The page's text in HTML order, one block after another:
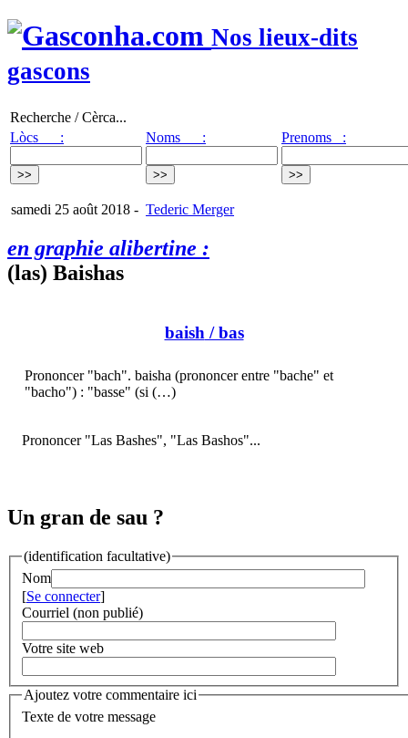
Nos lieux-dits
gascons
Recherche / Cèrca...
Lòcs :
Noms : Prenoms :
samedi 25 août 2018 - Tederic Merger
en graphie alibertine :
(las) Baishas
baish/ bas
Prononcer "bach". baisha (prononcer entre "bache" et
"bacho") : "basse" (si (…)
Prononcer "Las Bashes", "Las Bashos"...
Un gran de sau ?
(identification facultative)
Nom
[Se connecter]
Courriel (non publié)
Votre site web
Ajoutez votre commentaire ici
Texte de votre message